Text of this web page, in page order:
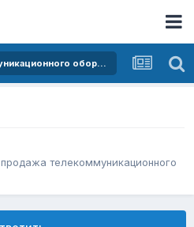
Покупка и продажа телекоммуникационного оборудования
телекоммуникационного